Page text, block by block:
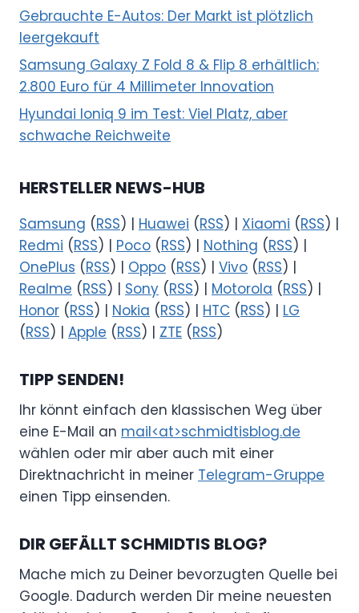
Gebrauchte E-Autos: Der Markt ist plötzlich
leergekauft
Samsung Galaxy Z Fold 8 & Flip 8 erhältlich:
2.800 Euro für 4 Millimeter Innovation
Hyundai Ioniq 9 im Test: Viel Platz, aber
schwache Reichweite
HERSTELLER NEWS-HUB
Samsung (RSS) | Huawei (RSS) | Xiaomi (RSS) |
Redmi (RSS) | Poco (RSS) | Nothing (RSS) |
OnePlus (RSS) | Oppo (RSS) | Vivo (RSS) |
Realme (RSS) | Sony (RSS) | Motorola (RSS) |
Honor (RSS) | Nokia (RSS) | HTC (RSS) | LG
(RSS) | Apple (RSS) | ZTE (RSS)
TIPP SENDEN!
Ihr könnt einfach den klassischen Weg über
eine E-Mail an mail<at>schmidtisblog.de
wählen oder mir aber auch mit einer
Direktnachricht in meiner Telegram-Gruppe
einen Tipp einsenden.
DIR GEFÄLLT SCHMIDTIS BLOG?
Mache mich zu Deiner bevorzugten Quelle bei
Google. Dadurch werden Dir meine neuesten